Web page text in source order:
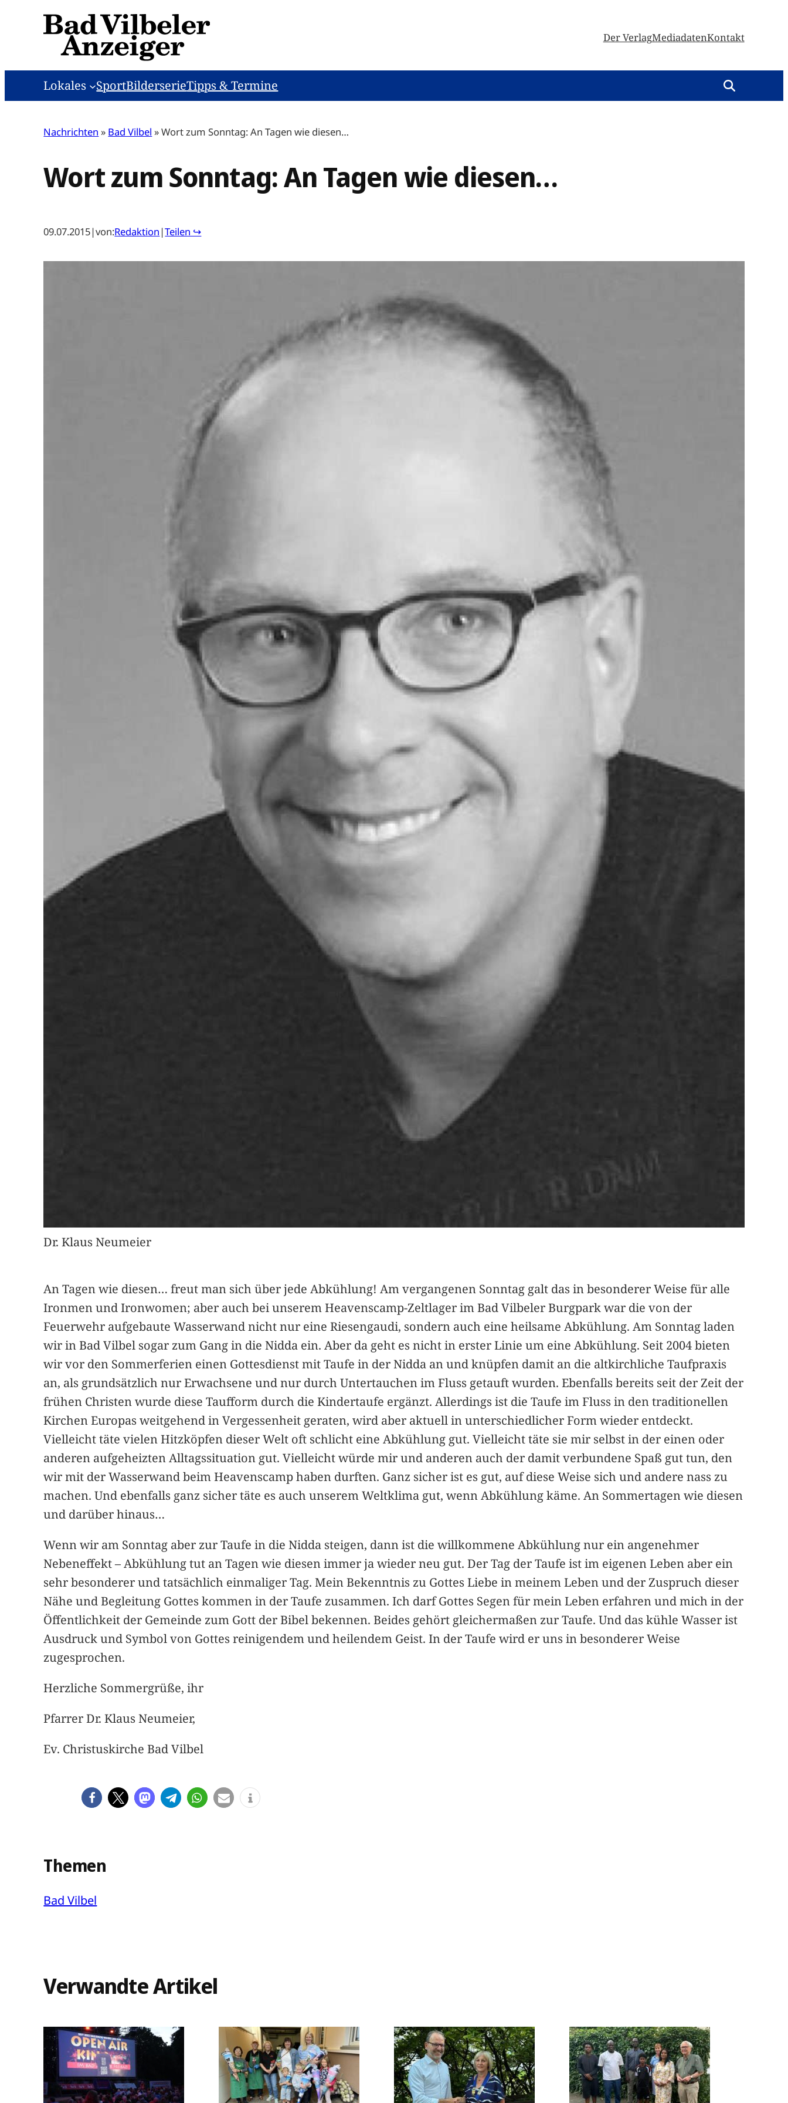
Der VerlagMediadatenKontakt
Lokales SportBilderserieTipps & Termine
Nachrichten » Bad Vilbel »Wort zum Sonntag: An Tagen wie diesen…
Wort zum Sonntag: An Tagen wie diesen…
09.07.2015|von:Redaktion |Teilen ↪
Dr. Klaus Neumeier
An Tagen wie diesen… freut man sich über jede Abkühlung! Am vergangenen Sonntag galt das in besonderer Weise für alle
Ironmen und Ironwomen; aber auch bei unserem Heavenscamp-Zeltlager im Bad Vilbeler Burgpark war die von der
Feuerwehr aufgebaute Wasserwand nicht nur eine Riesengaudi, sondern auch eine heilsame Abkühlung. Am Sonntag laden
wir in Bad Vilbel sogar zum Gang in die Nidda ein. Aber da geht es nicht in erster Linie um eine Abkühlung. Seit 2004 bieten
wir vor den Sommerferien einen Gottesdienst mit Taufe in der Nidda an und knüpfen damit an die altkirchliche Taufpraxis
an, als grundsätzlich nur Erwachsene und nur durch Untertauchen im Fluss getauft wurden. Ebenfalls bereits seit der Zeit der
frühen Christen wurde diese Taufform durch die Kindertaufe ergänzt. Allerdings ist die Taufe im Fluss in den traditionellen
Kirchen Europas weitgehend in Vergessenheit geraten, wird aber aktuell in unterschiedlicher Form wieder entdeckt.
Vielleicht täte vielen Hitzköpfen dieser Welt oft schlicht eine Abkühlung gut. Vielleicht täte sie mir selbst in der einen oder
anderen aufgeheizten Alltagssituation gut. Vielleicht würde mir und anderen auch der damit verbundene Spaß gut tun, den
wir mit der Wasserwand beim Heavenscamp haben durften. Ganz sicher ist es gut, auf diese Weise sich und andere nass zu
machen. Und ebenfalls ganz sicher täte es auch unserem Weltklima gut, wenn Abkühlung käme. An Sommertagen wie diesen
und darüber hinaus…
Wenn wir am Sonntag aber zur Taufe in die Nidda steigen, dann ist die willkommene Abkühlung nur ein angenehmer
Nebeneffekt – Abkühlung tut an Tagen wie diesen immer ja wieder neu gut. Der Tag der Taufe ist im eigenen Leben aber ein
sehr besonderer und tatsächlich einmaliger Tag. Mein Bekenntnis zu Gottes Liebe in meinem Leben und der Zuspruch dieser
Nähe und Begleitung Gottes kommen in der Taufe zusammen. Ich darf Gottes Segen für mein Leben erfahren und mich in der
Öffentlichkeit der Gemeinde zum Gott der Bibel bekennen. Beides gehört gleichermaßen zur Taufe. Und das kühle Wasser ist
Ausdruck und Symbol von Gottes reinigendem und heilendem Geist. In der Taufe wird er uns in besonderer Weise
zugesprochen.
Herzliche Sommergrüße, ihr
Pfarrer Dr. Klaus Neumeier,
Ev. Christuskirche Bad Vilbel
Themen
Bad Vilbel
Verwandte Artikel